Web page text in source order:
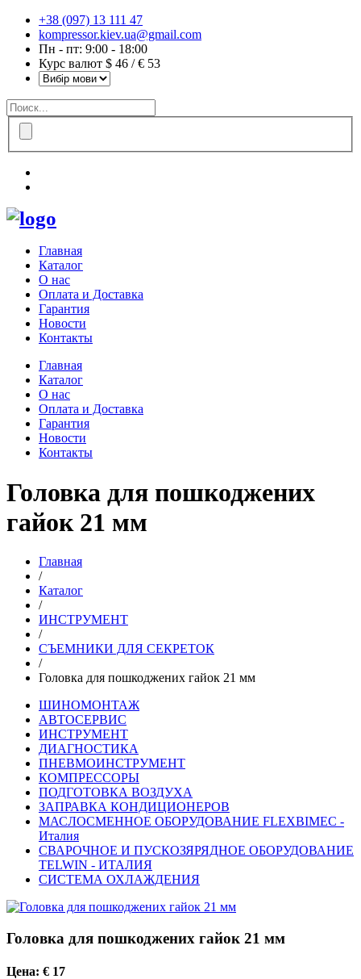
+38 (097) 13 111 47
kompressor.kiev.ua@gmail.com
Пн - пт: 9:00 - 18:00
Курс валют $ 46 / € 53
Главная
Каталог
О нас
Оплата и Доставка
Гарантия
Новости
Контакты
Главная
Каталог
О нас
Оплата и Доставка
Гарантия
Новости
Контакты
Головка для пошкоджених
гайок 21 мм
Главная
/
Каталог
/
ИНСТРУМЕНТ
/
CЪEМНИКИ ДЛЯ CEКPEТOК
/
Головка для пошкоджених гайок 21 мм
ШИНОМОНТАЖ
АВТОСЕРВИС
ИНСТРУМЕНТ
ДИАГНОСТИКА
ПНЕВМОИНСТРУМЕНТ
КОМПРЕССОРЫ
ПОДГОТОВКА ВОЗДУХА
ЗАПРАВКА КОНДИЦИОНЕРОВ
МАСЛОСМЕННОЕ ОБОРУДОВАНИЕ FLEXBIMEC -
Италия
СВАРОЧНОЕ И ПУСКОЗЯРЯДНОЕ ОБОРУДОВАНИЕ
TELWIN - ИТАЛИЯ
СИСТЕМА ОХЛАЖДЕНИЯ
Головка для пошкоджених гайок 21 мм
Цена: € 17